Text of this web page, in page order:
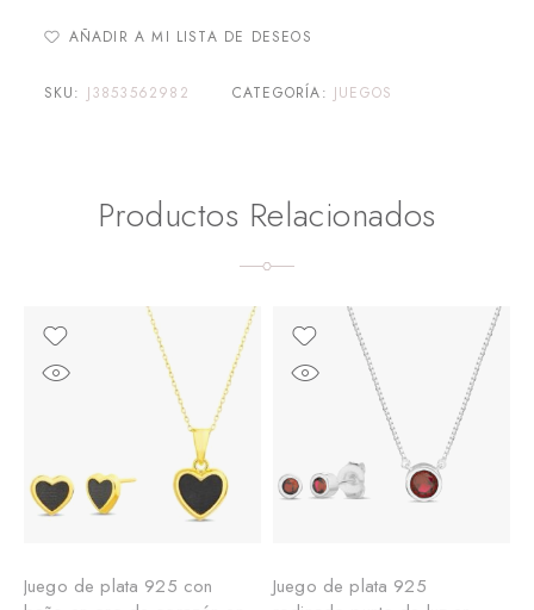
AÑADIR A MI LISTA DE DESEOS
SKU: J3853562982 CATEGORÍA: JUEGOS
Productos Relacionados
Juego de plata 925 con
Juego de plata 925